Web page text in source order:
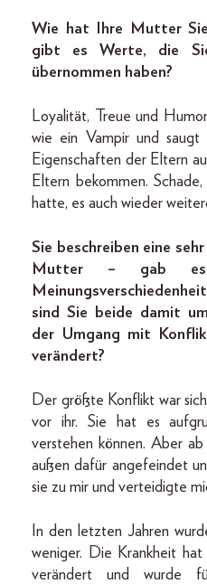
Wie hat Ihre Mutter
gibt es Werte, die
übernommen haben?
Loyalität, Treue und
wie ein Vampir und
Eigenschaften der Eltern
Eltern bekommen.
hatte, es auch wieder
Sie beschreiben eine
Mutter – gab
sind Sie beide damit
der Umgang mit
verändert?
Der größte Konflikt war
vor ihr. Sie hat es
verstehen können. Aber
außen dafür angefeindet
sie zu mir und verteidigte
In den letzten Jahren
weniger. Die Krankheit
verändert und wurde